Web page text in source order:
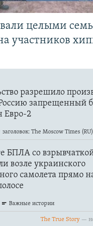
целыми
участников